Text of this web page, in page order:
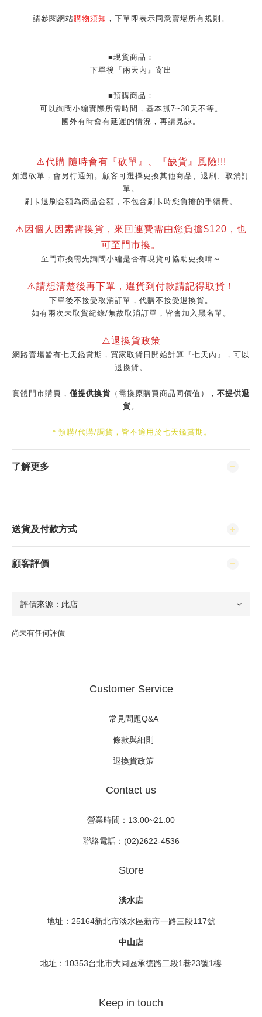
請參閱網站購物須知 ，下單即表示同意賣場所有規則。
■現貨商品：
下單後『兩天內』寄出
■預購商品：
可以詢問小編實際所需時間，基本抓7~30天不等。
國外有時會有延遲的情況，再請見諒。
⚠️代購 隨時會有『砍單』、『缺貨』風險!!!
如遇砍單，會另行通知。顧客可選擇更換其他商品、退刷、取消訂
單。
刷卡退刷金額為商品金額，不包含刷卡時您負擔的手續費。
⚠️因個人因素需換貨，來回運費需由您負擔$120，也
可至門市換。
至門市換需先詢問小編是否有現貨可協助更換唷～
⚠️請想清楚後再下單，選貨到付款請記得取貨！
下單後不接受取消訂單，代購不接受退換貨。
如有兩次未取貨紀錄/無故取消訂單，皆會加入黑名單。
⚠️退換貨政策
網路賣場皆有七天鑑賞期，買家取貨日開始計算『七天內』，可以
退換貨。
實體門市購買， 僅提供換貨 （需換原購買商品同價值）， 不提供退
貨。
＊預購/代購/調貨，皆不適用於七天鑑賞期。
了解更多
送貨及付款方式
顧客評價
尚未有任何評價
Customer Service
常見問題Q&A
條款與細則
退換貨政策
Contact us
營業時間：13:00~21:00
聯絡電話：(02)2622-4536
Store
淡水店
地址：25164新北市淡水區新市一路三段117號
中山店
地址：10353台北市大同區承德路二段1巷23號1樓
Keep in touch